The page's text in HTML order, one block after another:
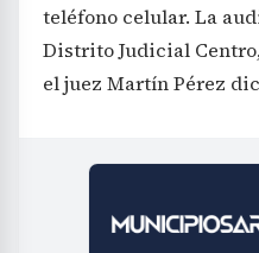
teléfono celular. La
Distrito Judicial
el juez Martín Pérez